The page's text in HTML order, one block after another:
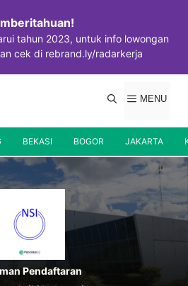
tahun 2023, untuk info lowongan
cek di rebrand.ly/radarkerja
MENU
BEKASI BOGOR JAKARTA
Pendaftaran